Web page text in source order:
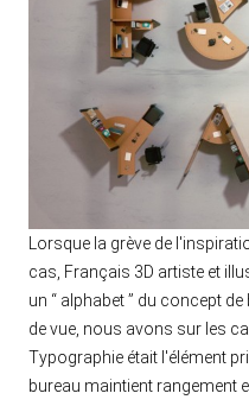
Lorsque la grève de
cas, Français 3D artiste et
un “ alphabet ” du concept
de vue, nous avons sur les
Typographie était l'élément
bureau maintient rangement